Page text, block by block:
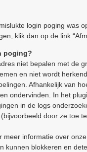
login poging was
klik dan op de link
poging?
niet bepalen met de
en niet wordt
Afhankelijk van
ondervinden. In het
in de logs
door ze toe
meer informatie over
kunnen blokkeren en